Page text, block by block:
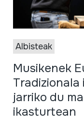
Albisteak
Musikenek
Tradizionala
jarriko du
ikasturtean